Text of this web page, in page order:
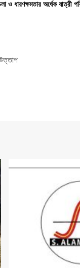
ও ধারণক্ষমতার অর্ধেক যাত্রী
উত্তাপ